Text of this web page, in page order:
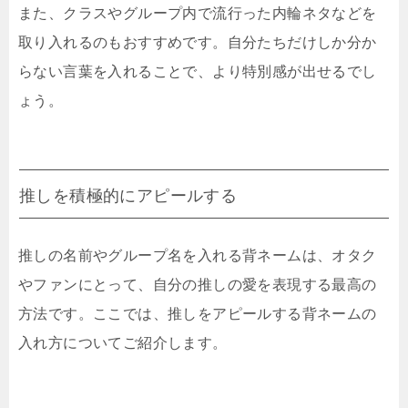
また、クラスやグループ内で流行った内輪ネタなどを
取り入れるのもおすすめです。自分たちだけしか分か
らない言葉を入れることで、より特別感が出せるでし
ょう。
推しを積極的にアピールする
推しの名前やグループ名を入れる背ネームは、オタク
やファンにとって、自分の推しの愛を表現する最高の
方法です。ここでは、推しをアピールする背ネームの
入れ方についてご紹介します。